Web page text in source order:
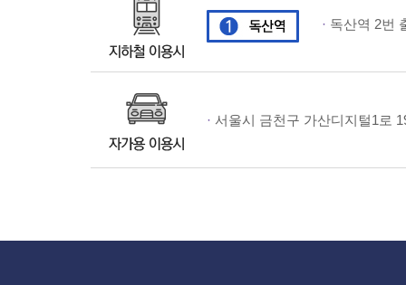
· 독산역 2번
· 서울시 금천구 가산디지털1로